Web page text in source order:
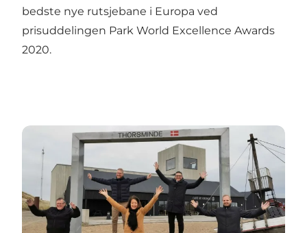
bedste nye rutsjebane i Europa ved
prisuddelingen Park World Excellence Awards
2020.
De gode ferieminder i Thorsminde sættes i ramme